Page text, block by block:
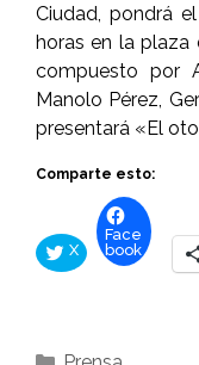
Ciudad, pondrá
horas en la plaza
compuesto por
Manolo Pérez,
presentará «El
Comparte esto:
X
Face
book
Categorías